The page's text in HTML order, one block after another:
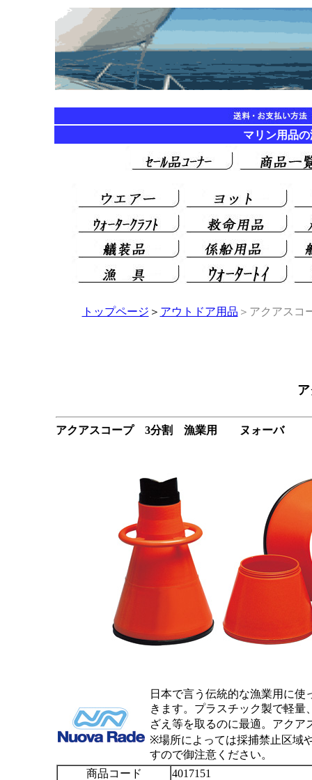
マリン用品
トップページ ＞ アウトドア用品 ＞アクアス
アクアスコープ 3分割 漁業用 ヌォーバ
日本で言う伝統的な漁業用に
きます。プラスチック製で軽
ざえ等を取るのに最適。アク
※場所によっては採捕禁止区域
すので御注意ください。
商品コード
4017151